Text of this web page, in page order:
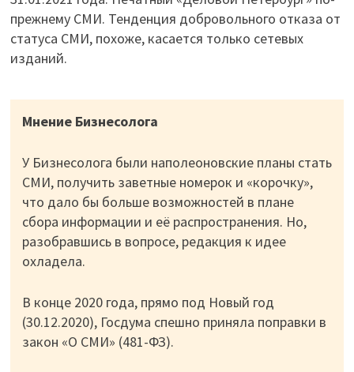
прежнему СМИ. Тенденция добровольного отказа от
статуса СМИ, похоже, касается только сетевых
изданий.
Мнение Бизнесолога
У Бизнесолога были наполеоновские планы стать
СМИ, получить заветные номерок и «корочку»,
что дало бы больше возможностей в плане
сбора информации и её распространения. Но,
разобравшись в вопросе, редакция к идее
охладела.
В конце 2020 года, прямо под Новый год
(30.12.2020), Госдума спешно приняла поправки в
закон «О СМИ» (481-ФЗ).